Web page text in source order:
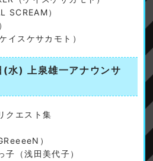
SCREAM）
イスケサカモト）
水) 上泉雄一アナウンサ
クエスト集
）
子（浅田美代子）